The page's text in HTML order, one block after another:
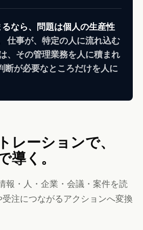
なら、問題は個人の生産性
仕事が、特定の人に流れ込む
、その管理業務を人に積まれ
断が必要なところだけを人に
レーションで、
導く。
報・人・企業・会議・案件を読
注につながるアクションへ変換